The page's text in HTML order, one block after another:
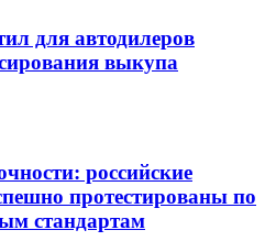
для автодилеров
выкупа
российские
протестированы по
стандартам